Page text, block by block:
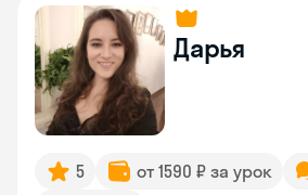
Дарья
5 от 1590 ₽ за урок